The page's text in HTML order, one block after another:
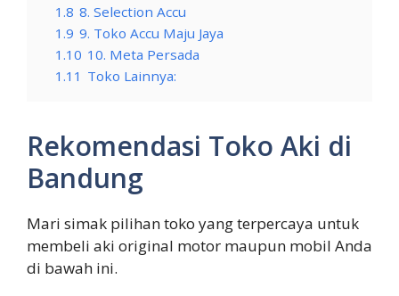
1.8 8. Selection Accu
1.9 9. Toko Accu Maju Jaya
1.10 10. Meta Persada
1.11 Toko Lainnya:
Rekomendasi Toko Aki di
Bandung
Mari simak pilihan toko yang terpercaya untuk
membeli aki original motor maupun mobil Anda
di bawah ini.